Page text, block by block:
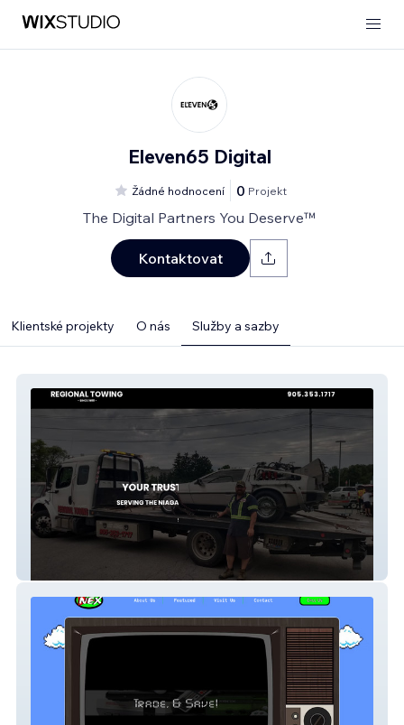
Eleven65 Digital
Žádné hodnocení 0 Projekt
The Digital Partners You Deserve™
Kontaktovat
Klientské projekty O nás Služby a sazby